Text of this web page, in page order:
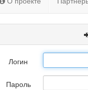
Логин
Пароль